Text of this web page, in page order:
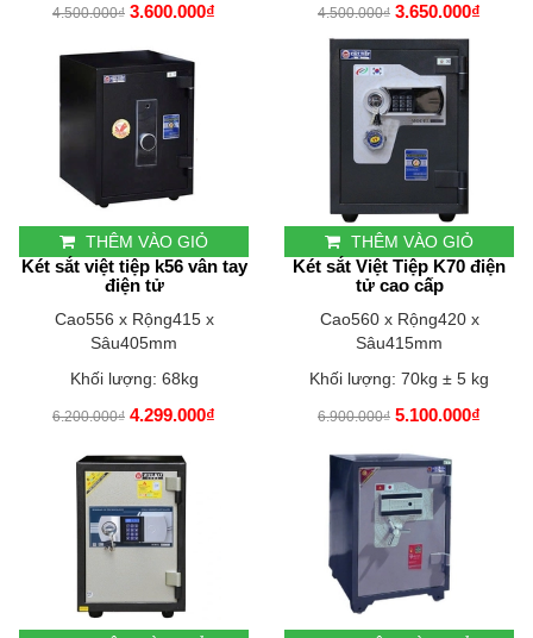
4.500.000₫ 3.600.000₫ 4.500.000₫ 3.650.000₫
THÊM VÀO GIỎ
Két sắt việt tiệp k56 vân tay
điện tử
Cao556 x Rộng415 x
Sâu405mm
Khối lượng: 68kg
6.200.000₫ 4.299.000₫
THÊM VÀO GIỎ
Két sắt Việt Tiệp K70 điện
tử cao cấp
Cao560 x Rộng420 x
Sâu415mm
Khối lượng: 70kg ± 5 kg
6.900.000₫ 5.100.000₫